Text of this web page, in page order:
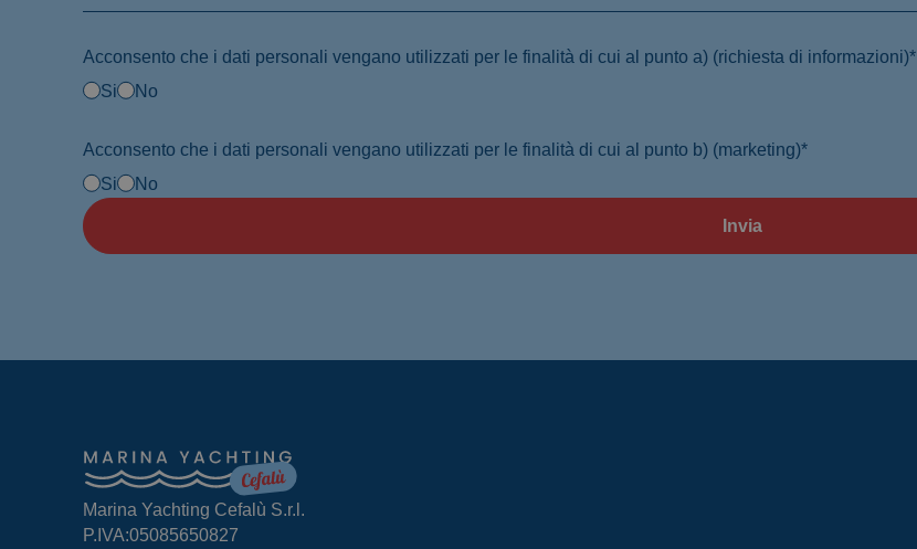
Acconsento che i dati personali vengano utilizzati per le finalità di cui al punto a) (richiesta di informazioni)*
Si
No
Acconsento che i dati personali vengano utilizzati per le finalità di cui al punto b) (marketing)*
Si
No
Marina Yachting Cefalù S.r.l.
P.IVA:05085650827